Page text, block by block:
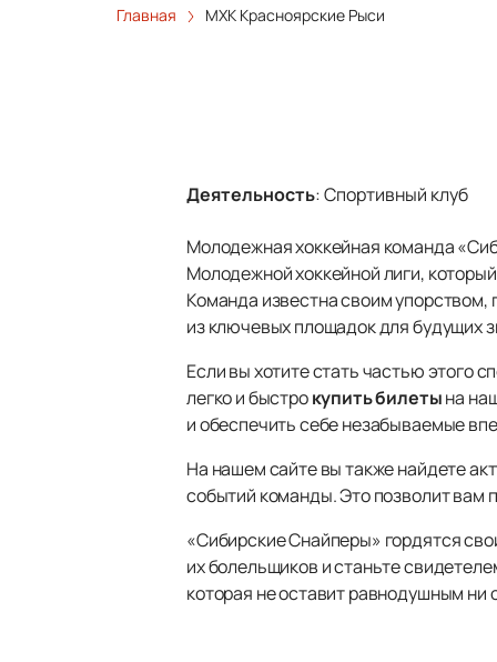
Главная МХК Красноярские Рыси
Деятельность:Спортивный клуб
Молодежная хоккейная команда
Молодежной хоккейной лиги,
Команда известна своим
из ключевых площадок для будущих
Если вы хотите стать частью этого
легко и быстрокупить билетына
и обеспечить себе незабываемые
На нашем сайте вы также найдете
событий команды. Это позволит вам
«Сибирские Снайперы» гордятся
их болельщиков и станьте
которая не оставит равнодушным ни